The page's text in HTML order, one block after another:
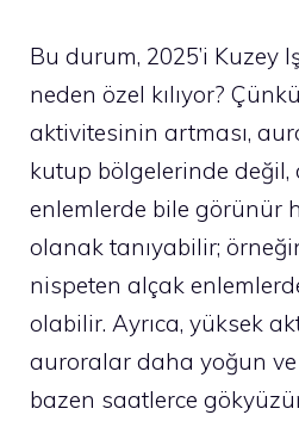
Bu durum, 2025’i Kuzey
neden özel kılıyor?
aktivitesinin artması,
kutup bölgelerinde
enlemlerde bile görünür
olanak tanıyabilir;
nispeten alçak
olabilir. Ayrıca, yüksek
auroralar daha yoğun
bazen saatlerce